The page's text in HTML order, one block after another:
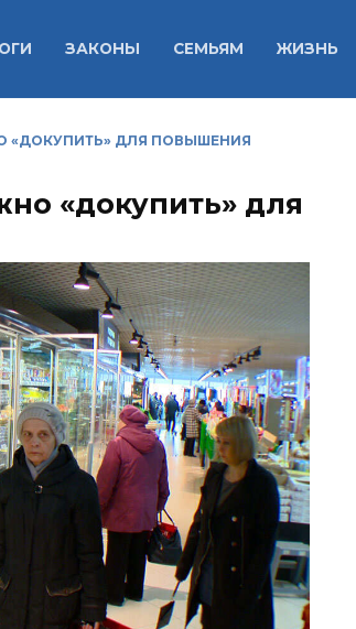
ЗАКОНЫ СЕМЬЯМ ЖИЗНЬ
«ДОКУПИТЬ» ДЛЯ ПОВЫШЕНИЯ
«докупить» для